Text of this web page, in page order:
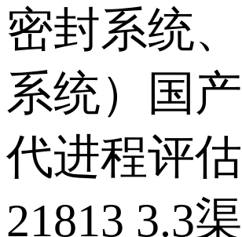
密封系统
系统）国
代进程评
21813 3.3